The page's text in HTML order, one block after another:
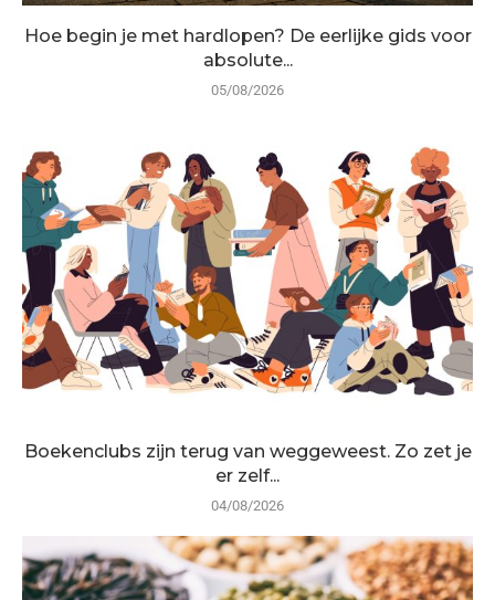
Hoe begin je met hardlopen? De eerlijke gids voor
absolute...
05/08/2026
Boekenclubs zijn terug van weggeweest. Zo zet je
er zelf...
04/08/2026